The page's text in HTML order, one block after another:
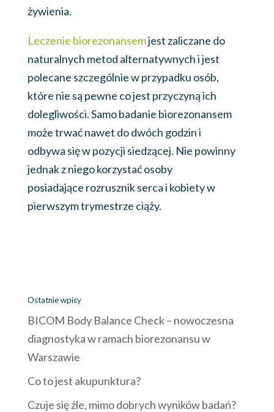
żywienia.
Leczenie biorezonansemjest zaliczane do
naturalnych metod alternatywnych i jest
polecane szczególnie w przypadku osób,
które nie są pewne co jest przyczyną ich
dolegliwości. Samo badanie biorezonansem
może trwać nawet do dwóch godzin i
odbywa się w pozycji siedzącej. Nie powinny
jednak z niego korzystać osoby
posiadające rozrusznik serca i kobiety w
pierwszym trymestrze ciąży.
Ostatnie wpisy
BICOM Body Balance Check – nowoczesna
diagnostyka w ramach biorezonansu w
Warszawie
Co to jest akupunktura?
Czuje się źle, mimo dobrych wyników badań?